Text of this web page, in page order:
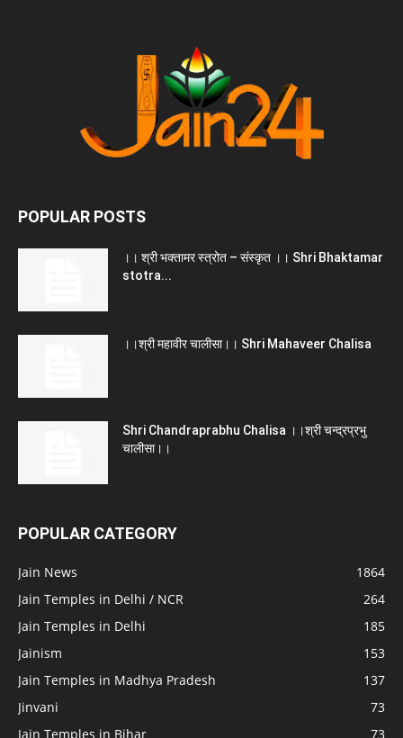
POPULAR POSTS
।। श्री भक्तामर स्त्रोत – संस्कृत ।। Shri Bhaktamar
stotra...
।।श्री महावीर चालीसा।। Shri Mahaveer Chalisa
Shri Chandraprabhu Chalisa ।।श्री चन्द्रप्रभु
चालीसा।।
POPULAR CATEGORY
Jain News
1864
Jain Temples in Delhi / NCR
264
Jain Temples in Delhi
185
Jainism
153
Jain Temples in Madhya Pradesh
137
Jinvani
73
Jain Temples in Bihar
73